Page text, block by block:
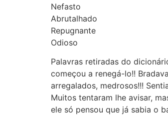
Nefasto
Abrutalhado
Repugnante
Odioso
Palavras retiradas do
começou a renegá-lo!!
arregalados, medrosos!!!
Muitos tentaram lhe avisar,
ele só pensou que já sabia o